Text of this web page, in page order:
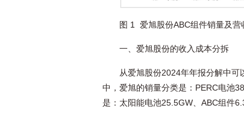
图 1 爱旭股份ABC组件销量及营
一、爱旭股份的收入成本分拆
从爱旭股份2024年年报分解中
中，爱旭的销量分类是：PERC电池
是：太阳能电池25.5GW、ABC组件